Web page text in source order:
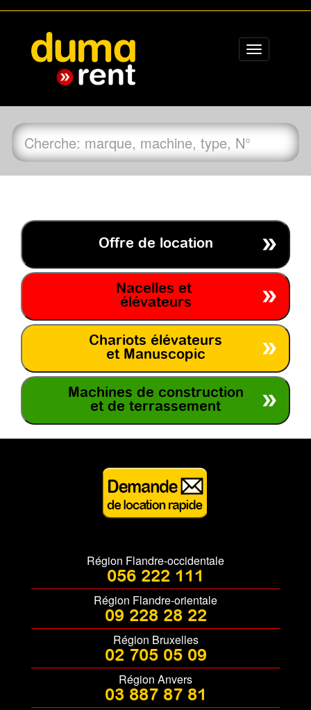
Toggle
navigation
Offre de location
Nacelles et
élévateurs
Chariots élévateurs
et Manuscopic
Machines de construction
et de terrassement
Région Flandre-occidentale
056 222 111
Région Flandre-orientale
09 228 28 22
Région Bruxelles
02 705 05 09
Région Anvers
03 887 87 81